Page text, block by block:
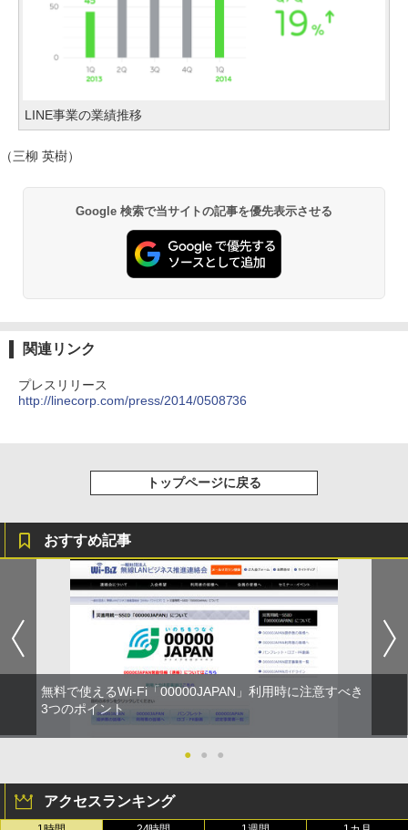
LINE事業の業績推移
（三柳 英樹）
Google 検索で当サイトの記事を優先表示させる
関連リンク
プレスリリース
http://linecorp.com/press/2014/0508736
トップページに戻る
おすすめ記事
無料で使えるWi-Fi「00000JAPAN」利用時に注意すべき
3つのポイント
● ● ●
アクセスランキング